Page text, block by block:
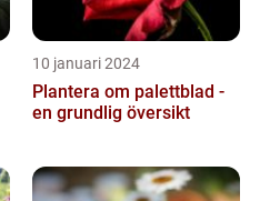
10 januari 2024
Plantera om palettblad -
en grundlig översikt